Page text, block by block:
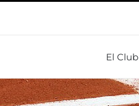
El Club